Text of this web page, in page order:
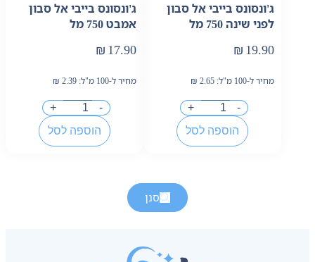
ג'ונסונס בייבי אל סבון
לפני שינה 750 מל
₪ 19.90
מחיר ל-100 מ"ל: ₪ 2.65
-
+
הוספה לסל
ג'ונסונס בייבי אל סבון
אמבט 750 מל
₪ 17.90
מחיר ל-100 מ"ל: ₪ 2.39
-
+
הוספה לסל
סנן